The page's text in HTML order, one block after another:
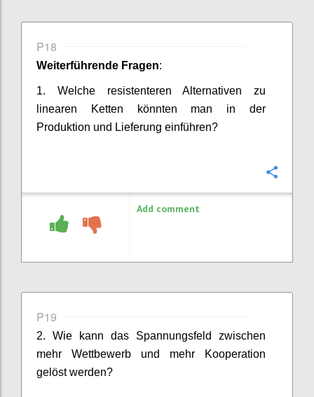
P18
Weiterführende Fragen:
1. Welche resistenteren Alternativen zu
linearen Ketten könnten man in der
Produktion und Lieferung einführen?
Add comment
P19
2. Wie kann das Spannungsfeld zwischen
mehr Wettbewerb und mehr Kooperation
gelöst werden?